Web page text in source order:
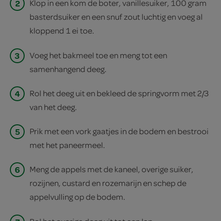
2
Klop in een kom de boter, vanillesuiker, 100 gram
basterdsuiker en een snuf zout luchtig en voeg al
kloppend 1 ei toe.
3
Voeg het bakmeel toe en meng tot een
samenhangend deeg.
4
Rol het deeg uit en bekleed de springvorm met 2/3
van het deeg.
5
Prik met een vork gaatjes in de bodem en bestrooi
met het paneermeel.
6
Meng de appels met de kaneel, overige suiker,
rozijnen, custard en rozemarijn en schep de
appelvulling op de bodem.